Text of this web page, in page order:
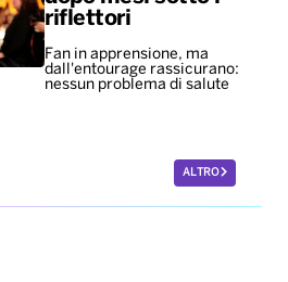
riflettori
Fan in apprensione, ma
dall'entourage rassicurano:
nessun problema di salute
ALTRO